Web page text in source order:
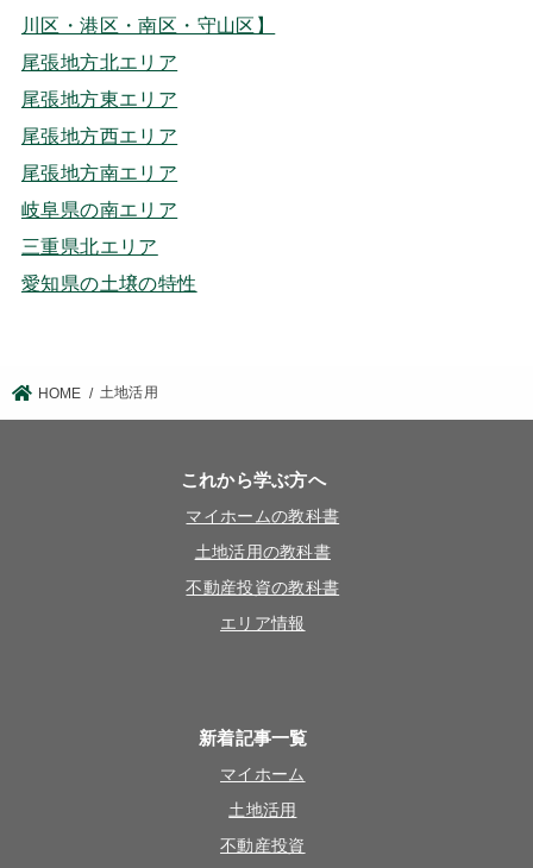
川区・港区・南区・守山区】
尾張地方北エリア
尾張地方東エリア
尾張地方西エリア
尾張地方南エリア
岐阜県の南エリア
三重県北エリア
愛知県の土壌の特性
HOME 土地活用
これから学ぶ方へ
マイホームの教科書
土地活用の教科書
不動産投資の教科書
エリア情報
新着記事一覧
マイホーム
土地活用
不動産投資